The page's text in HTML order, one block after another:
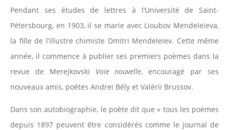
Pendant ses études de lettres à l’Université de Saint-
Pétersbourg, en 1903, il se marie avec Lioubov Mendeleïeva,
la fille de l’illustre chimiste Dmitri Mendeleïev. Cette même
année, il commence à publier ses premiers poèmes dans la
revue de Merejkovski Voie nouvelle, encouragé par ses
nouveaux amis, poètes Andreï Bély et Valériï Brussov.
Dans son autobiographie, le poète dit que « tous les poèmes
depuis 1897 peuvent être considérés comme le journal de